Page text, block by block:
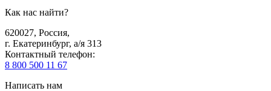
Как нас найти?
620027, Россия,
г. Екатеринбург, а/я 313
Контактный телефон:
8 800 500 11 67
Написать нам